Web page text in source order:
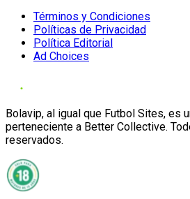
Términos y Condiciones
Políticas de Privacidad
Política Editorial
Ad Choices
Bolavip, al igual que Futbol Sites, es
perteneciente a Better Collective.
reservados.